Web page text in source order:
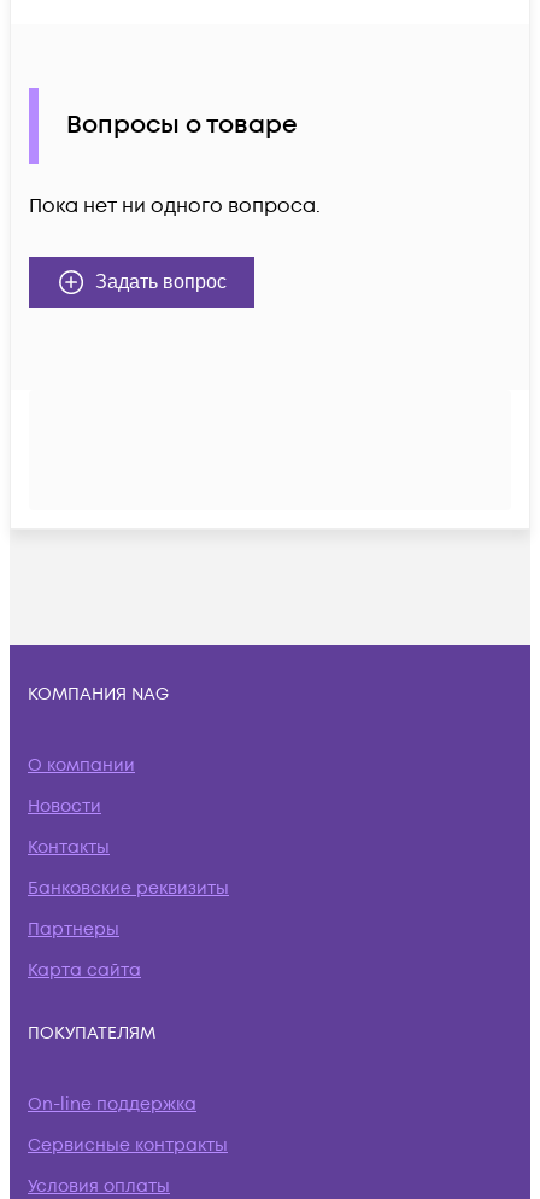
Вопросы о товаре
Пока нет ни одного вопроса.
Задать вопрос
КОМПАНИЯ NAG
О компании
Новости
Контакты
Банковские реквизиты
Партнеры
Карта сайта
ПОКУПАТЕЛЯМ
On-line поддержка
Сервисные контракты
Условия оплаты